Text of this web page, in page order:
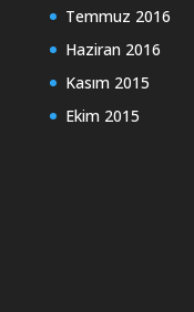
Temmuz 2016
Haziran 2016
Kasım 2015
Ekim 2015